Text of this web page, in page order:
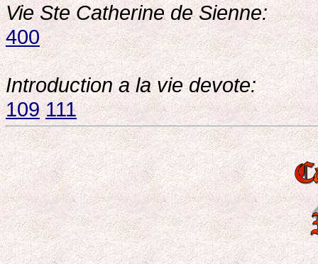
Vie Ste Catherine de Sienne:
400
Introduction a la vie devote:
109 111